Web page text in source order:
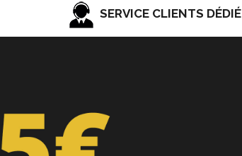
SERVICE CLIENTS DÉDIÉ